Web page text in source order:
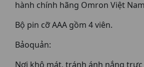
hành chính hãng Omron Việt
Bộ pin cỡ AAA gồm 4 viên.
Bảoquản:
Nơi khô mát, tránh ánh nắng